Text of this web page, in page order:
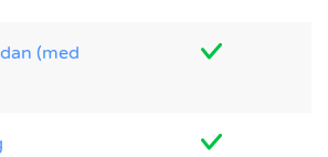
(med